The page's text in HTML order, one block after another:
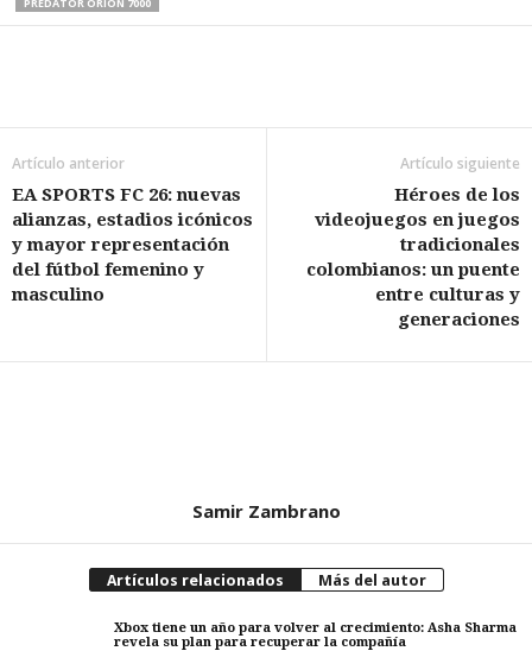
Artículo anterior
EA SPORTS FC 26: nuevas
alianzas, estadios icónicos
y mayor representación
del fútbol femenino y
masculino
Artículo siguiente
Héroes de los
videojuegos en juegos
tradicionales
colombianos: un puente
entre culturas y
generaciones
Samir Zambrano
Artículos relacionados Más del autor
Xbox tiene un año para volver al crecimiento: Asha Sharma
revela su plan para recuperar la compañía